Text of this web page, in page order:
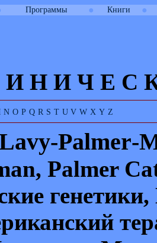
Программы ● Книги ●
И Н И Ч Е С
N O P Q R S T U V W X Y Z
-Palmer-
, Palmer
генетики,